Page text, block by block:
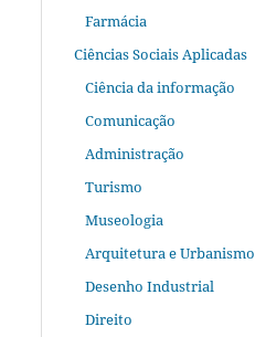
Farmácia
Ciências Sociais Aplicadas
Ciência da informação
Comunicação
Administração
Turismo
Museologia
Arquitetura e Urbanismo
Desenho Industrial
Direito